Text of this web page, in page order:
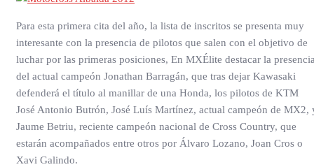
Para esta primera cita del año, la lista de inscritos se presenta muy
interesante con la presencia de pilotos que salen con el objetivo de
luchar por las primeras posiciones, En MXÉlite destacar la
del actual campeón Jonathan Barragán, que tras dejar Kawasaki
defenderá el título al manillar de una Honda, los pilotos de KTM
José Antonio Butrón, José Luís Martínez, actual campeón de MX2,
Jaume Betriu, reciente campeón nacional de Cross Country, que
estarán acompañados entre otros por Álvaro Lozano, Joan Cros o
Xavi Galindo.